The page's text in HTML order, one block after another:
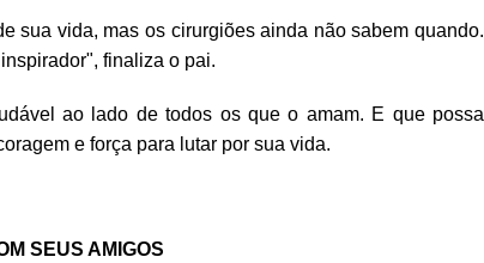
sua vida, mas os cirurgiões ainda não sabem quando.
finaliza o pai.
ao lado de todos os que o amam. E que possa
e força para lutar por sua vida.
SEUS AMIGOS